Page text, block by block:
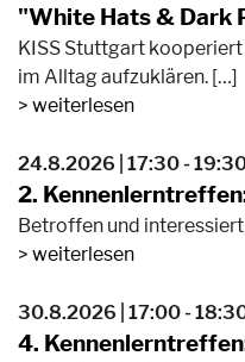
"White Hats & Dark
KISS Stuttgart
im Alltag aufzuklären. […]
weiterlesen
24.8.2026 | 17:30 -
2.
Betroffen und
weiterlesen
30.8.2026 | 17:00 -
4.